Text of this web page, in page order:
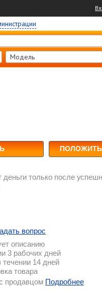
Модель
ПОЛОЖИТЬ
только после
вопрос
описанию
3 рабочих дней
течении 14 дней
товара
продавцом Подробнее